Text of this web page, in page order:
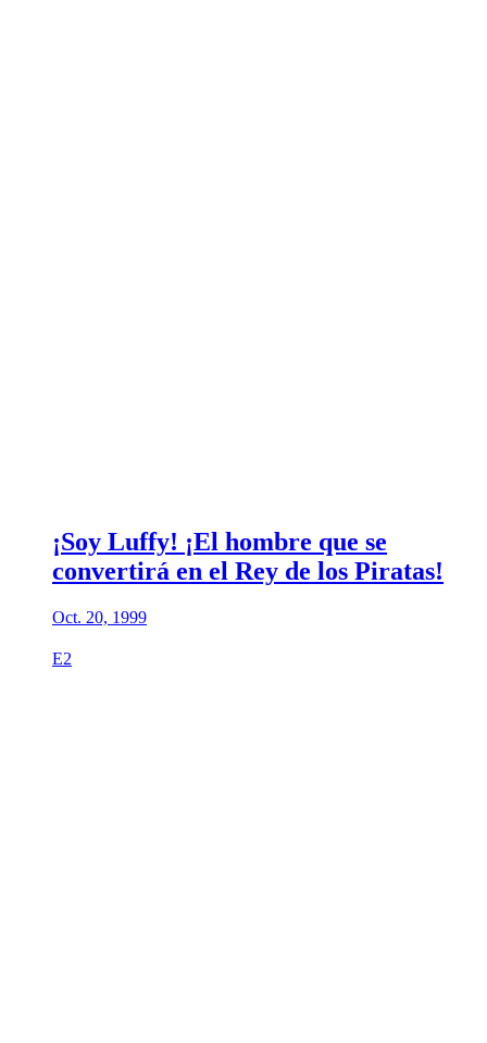
¡Soy Luffy! ¡El hombre que se
convertirá en el Rey de los Piratas!
Oct. 20, 1999
E2